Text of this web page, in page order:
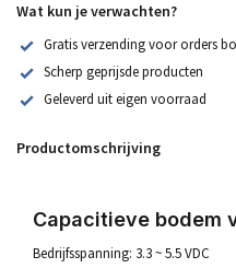
Wat kun je verwachten?
Gratis verzending voor orders
Scherp geprijsde producten
Geleverd uit eigen voorraad
Productomschrijving
Capacitieve bodem
Bedrijfsspanning: 3.3 ~ 5.5 VDC